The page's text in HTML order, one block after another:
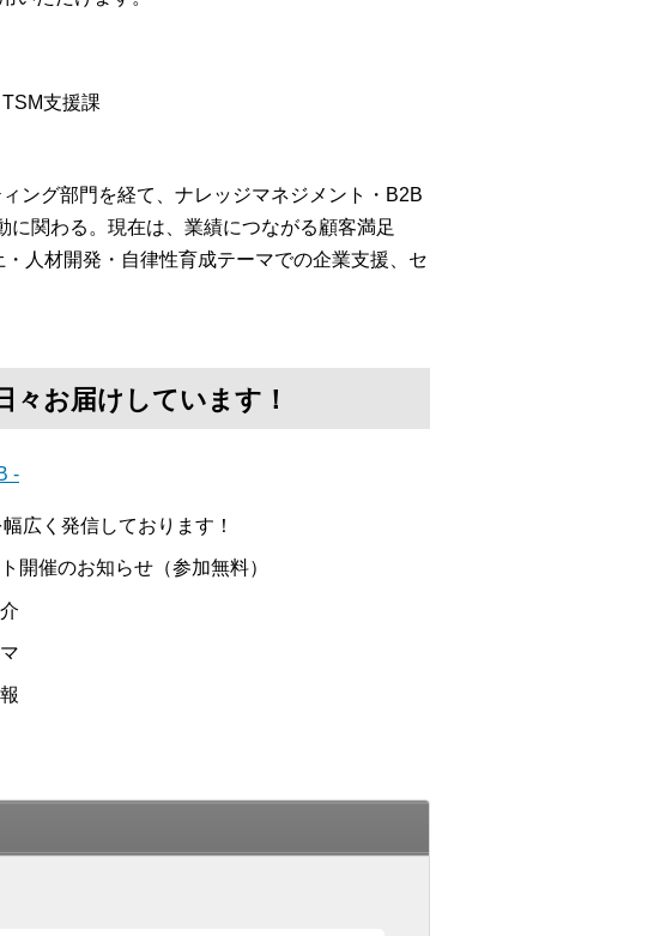
支援課
ング部門を経て、ナレッジマネジメント・B2B
関わる。現在は、業績につながる顧客満足
人材開発・自律性育成テーマでの企業支援、セ
お届けしています！
-
広く発信しております！
開催のお知らせ（参加無料）